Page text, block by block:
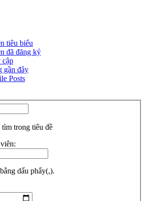
tiêu biểu
đã đăng ký
cập
gần đây
Posts
trong tiêu đề
dấu phẩy(,).